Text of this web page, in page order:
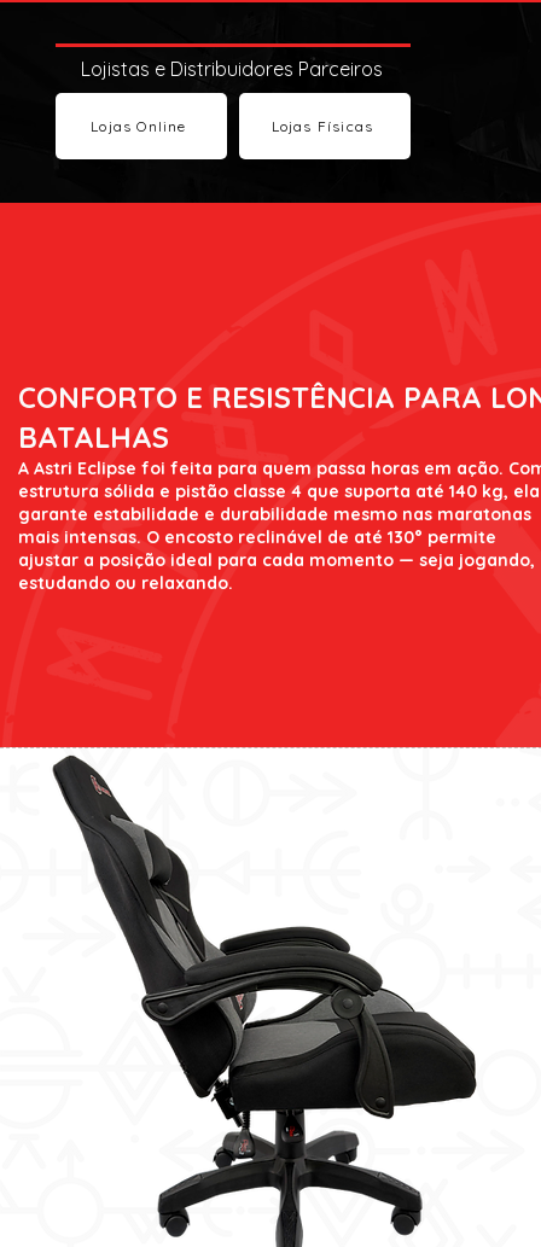
Lojistas e Distribuidores Parceiros
Lojas Online Lojas Físicas
CONFORTO E RESISTÊNCIA PARA
BATALHAS
A Astri Eclipse foi feita para quem passa horas em ação.
estrutura sólida e pistão classe 4 que suporta até 140 kg, ela
garante estabilidade e durabilidade mesmo nas maratonas
mais intensas. O encosto reclinável de até 130° permite
ajustar a posição ideal para cada momento — seja jogando,
estudando ou relaxando.